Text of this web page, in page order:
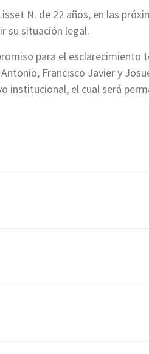
N. de 22 años, en las
su situación legal.
para el esclarecimiento
Francisco Javier y
institucional, el cual será